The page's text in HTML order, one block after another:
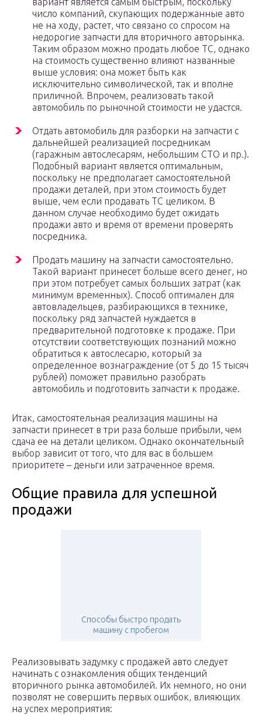
число компаний, скупающих подержанные авто
не на ходу, растет, что связано со спросом на
недорогие запчасти для вторичного авторынка.
Таким образом можно продать любое ТС, однако
на стоимость существенно влияют названные
выше условия: она может быть как
исключительно символической, так и вполне
приличной. Впрочем, реализовать такой
автомобиль по рыночной стоимости не удастся.
Отдать автомобиль для разборки на запчасти с
дальнейшей реализацией посредникам
(гаражным автослесарям, небольшим СТО и пр.).
Подобный вариант является оптимальным,
поскольку не предполагает самостоятельной
продажи деталей, при этом стоимость будет
выше, чем если продавать ТС целиком. В
данном случае необходимо будет ожидать
продажи авто и время от времени проверять
посредника.
Продать машину на запчасти самостоятельно.
Такой вариант принесет больше всего денег, но
при этом потребует самых больших затрат (как
минимум временных). Способ оптимален для
автовладельцев, разбирающихся в технике,
поскольку ряд запчастей нуждается в
предварительной подготовке к продаже. При
отсутствии соответствующих познаний можно
обратиться к автослесарю, который за
определенное вознаграждение (от 5 до 15 тысяч
рублей) поможет правильно разобрать
автомобиль и подготовить запчасти к продаже.
Итак, самостоятельная реализация машины на
запчасти принесет в три раза больше прибыли, чем
сдача ее на детали целиком. Однако окончательный
выбор зависит от того, что для вас в большем
приоритете – деньги или затраченное время.
Общие правила для успешной
продажи
Способы быстро продать
машину с пробегом
Реализовывать задумку с продажей авто следует
начинать с ознакомления общих тенденций
вторичного рынка автомобилей. Их немного, но они
позволят не совершить первых ошибок, влияющих
на успех мероприятия: